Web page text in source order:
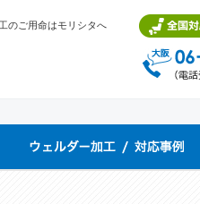
のご用命はモリシタへ